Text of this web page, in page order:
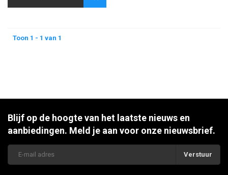
Toon 1 - 1 van 1
Blijf op de hoogte van het laatste nieuws en
aanbiedingen. Meld je aan voor onze nieuwsbrief.
Verstuur